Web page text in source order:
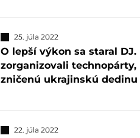
25. júla 2022
O lepší výkon sa staral
zorganizovali
zničenú ukrajinskú dedinu
22. júla 2022